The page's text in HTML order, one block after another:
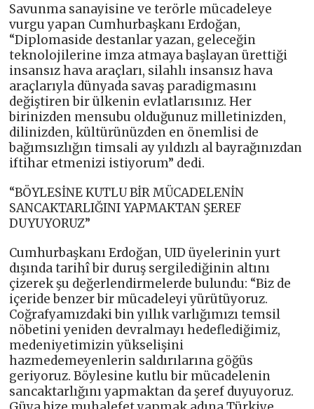
Savunma sanayisine ve terörle mücadeleye
vurgu yapan Cumhurbaşkanı Erdoğan,
“Diplomaside destanlar yazan, geleceğin
teknolojilerine imza atmaya başlayan ürettiği
insansız hava araçları, silahlı insansız hava
araçlarıyla dünyada savaş paradigmasını
değiştiren bir ülkenin evlatlarısınız. Her
birinizden mensubu olduğunuz milletinizden,
dilinizden, kültürünüzden en önemlisi de
bağımsızlığın timsali ay yıldızlı al bayrağınızdan
iftihar etmenizi istiyorum” dedi.
“BÖYLESİNE KUTLU BİR MÜCADELENİN
SANCAKTARLIĞINI YAPMAKTAN ŞEREF
DUYUYORUZ”
Cumhurbaşkanı Erdoğan, UID üyelerinin yurt
dışında tarihî bir duruş sergilediğinin altını
çizerek şu değerlendirmelerde bulundu: “Biz de
içeride benzer bir mücadeleyi yürütüyoruz.
Coğrafyamızdaki bin yıllık varlığımızı temsil
nöbetini yeniden devralmayı hedeflediğimiz,
medeniyetimizin yükselişini
hazmedemeyenlerin saldırılarına göğüs
geriyoruz. Böylesine kutlu bir mücadelenin
sancaktarlığını yapmaktan da şeref duyuyoruz.